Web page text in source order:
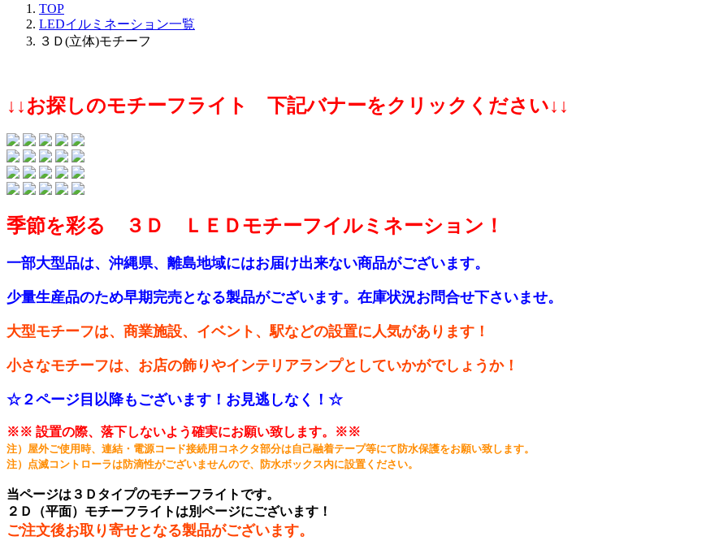
TOP
LEDイルミネーション一覧
３Ｄ(立体)モチーフ
↓↓お探しのモチーフライト 下記バナーをクリックください↓↓
季節を彩る ３Ｄ ＬＥＤモチーフイルミネーション！
一部大型品は、沖縄県、離島地域にはお届け出来ない商品がございます。
少量生産品のため早期完売となる製品がございます。在庫状況お問合せ下さいませ。
大型モチーフは、商業施設、イベント、駅などの設置に人気があります！
小さなモチーフは、お店の飾りやインテリアランプとしていかがでしょうか！
☆２ページ目以降もございます！お見逃しなく！☆
※※ 設置の際、落下しないよう確実にお願い致します。※※
注）屋外ご使用時、連結・電源コード接続用コネクタ部分は自己融着テープ等にて防水保護をお願い致します。
注）点滅コントローラは防滴性がございませんので、防水ボックス内に設置ください。
当ページは３Ｄタイプのモチーフライトです。
２Ｄ（平面）モチーフライトは別ページにございます！
ご注文後お取り寄せとなる製品がございます。